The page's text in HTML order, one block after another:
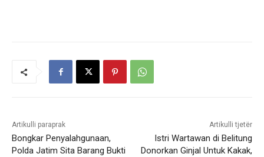
Artikulli paraprak
Bongkar Penyalahgunaan,
Polda Jatim Sita Barang Bukti
Artikulli tjetër
Istri Wartawan di Belitung
Donorkan Ginjal Untuk Kakak,